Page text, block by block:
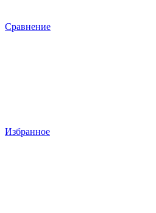
Сравнение
Избранное